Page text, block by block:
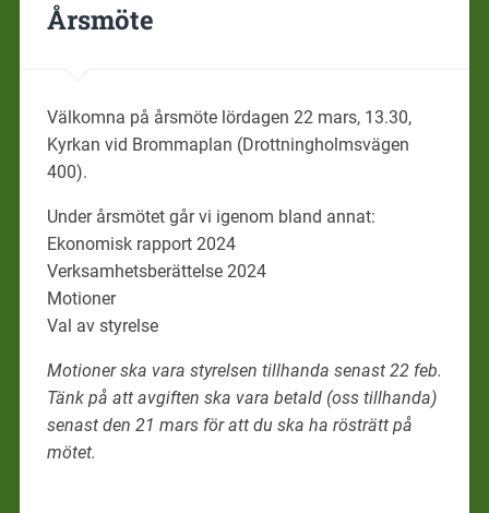
Årsmöte
Välkomna på årsmöte lördagen 22 mars, 13.30,
Kyrkan vid Brommaplan (Drottningholmsvägen
400).
Under årsmötet går vi igenom bland annat:
Ekonomisk rapport 2024
Verksamhetsberättelse 2024
Motioner
Val av styrelse
Motioner ska vara styrelsen tillhanda senast 22 feb.
Tänk på att avgiften ska vara betald (oss tillhanda)
senast den 21 mars för att du ska ha rösträtt på
mötet.